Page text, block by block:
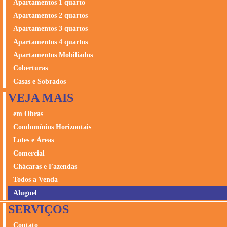
Apartamentos 1 quarto
Apartamentos 2 quartos
Apartamentos 3 quartos
Apartamentos 4 quartos
Apartamentos Mobiliados
Coberturas
Casas e Sobrados
VEJA MAIS
em Obras
Condomínios Horizontais
Lotes e Áreas
Comercial
Chácaras e Fazendas
Todos a Venda
Aluguel
SERVIÇOS
Contato